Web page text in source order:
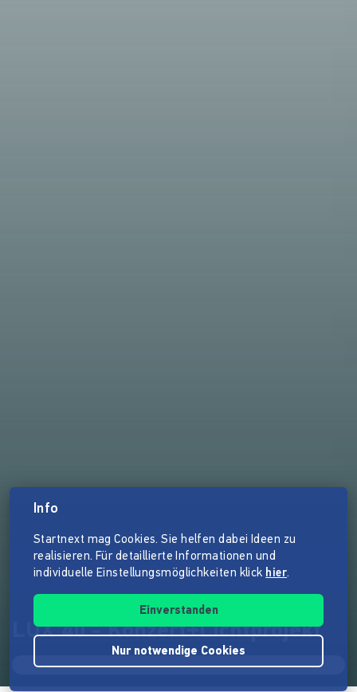
LUX 40 - Konzert+Lichtprojekt
Info
Startnext mag Cookies. Sie helfen dabei Ideen zu
realisieren. Für detaillierte Informationen und
individuelle Einstellungsmöglichkeiten klick hier.
Einverstanden
Nur notwendige Cookies